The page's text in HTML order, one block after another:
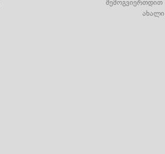
შემოგვიერთდით
ახალი